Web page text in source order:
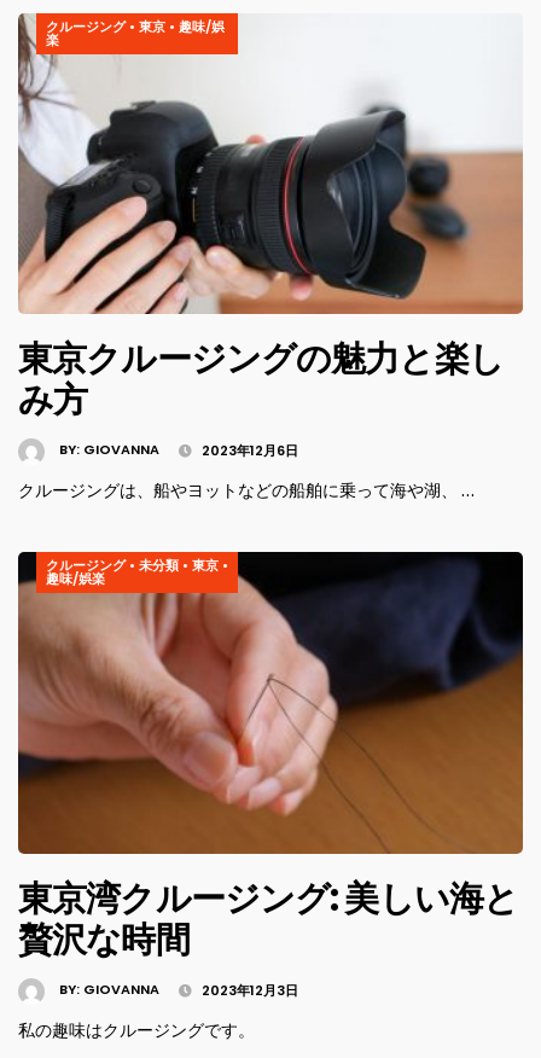
クルージング• 東京 • 趣味/娯
楽
東京クルージングの魅力と楽し
み方
BY: GIOVANNA 2023年12月6日
クルージングは、船やヨットなどの船舶に乗って海や湖、 …
クルージング• 未分類 • 東京 •
趣味/娯楽
東京湾クルージング: 美しい海と
贅沢な時間
BY: GIOVANNA 2023年12月3日
私の趣味はクルージングです。